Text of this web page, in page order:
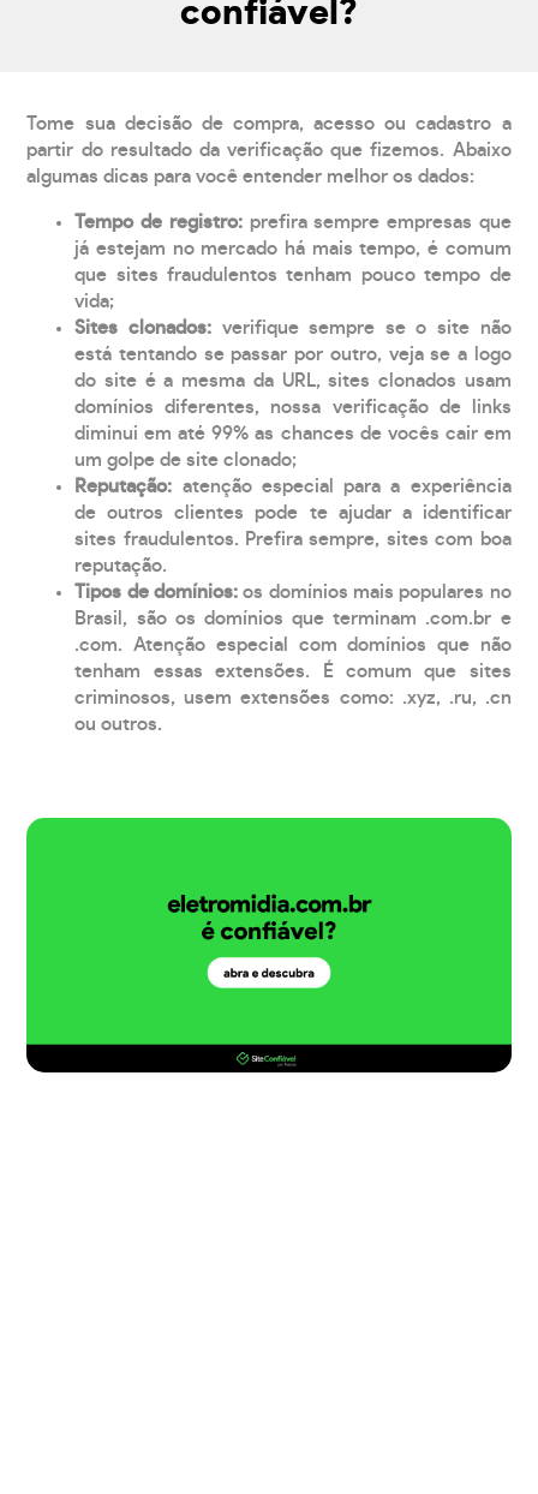
confiável?
Tome sua decisão de compra, acesso ou cadastro a
partir do resultado da verificação que fizemos. Abaixo
algumas dicas para você entender melhor os dados:
Tempo de registro: prefira sempre empresas que
já estejam no mercado há mais tempo, é comum
que sites fraudulentos tenham pouco tempo de
vida;
Sites clonados: verifique sempre se o site não
está tentando se passar por outro, veja se a logo
do site é a mesma da URL, sites clonados usam
domínios diferentes, nossa verificação de links
diminui em até 99% as chances de vocês cair em
um golpe de site clonado;
Reputação: atenção especial para a experiência
de outros clientes pode te ajudar a identificar
sites fraudulentos. Prefira sempre, sites com boa
reputação.
Tipos de domínios:os domínios mais populares no
Brasil, são os domínios que terminam .com.br e
.com. Atenção especial com domínios que não
tenham essas extensões. É comum que sites
criminosos, usem extensões como: .xyz, .ru, .cn
ou outros.